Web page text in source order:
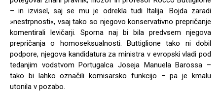
– in izvisel, saj se mu je odrekla tudi Italija. Bojda zaradi
»nestrpnosti«, vsaj tako so njegovo konservativno prepričanje
komentirali levičarji. Sporna naj bi bila predvsem njegova
prepričanja o homoseksualnosti. Buttiglione tako ni dobil
podpore, njegova kandidatura za ministra v evropski vladi pod
tedanjim vodstvom Portugalca Joseja Manuela Barossa –
tako bi lahko označili komisarsko funkcijo – pa je kmalu
utonila v pozabo.